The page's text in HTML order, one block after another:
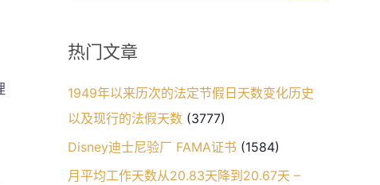
热门文章
1949年以来历次的法定节假日天数变化历史
以及现行的法假天数 (3777)
Disney迪士尼验厂 FAMA证书 (1584)
月平均工作天数从20.83天降到20.67天 –